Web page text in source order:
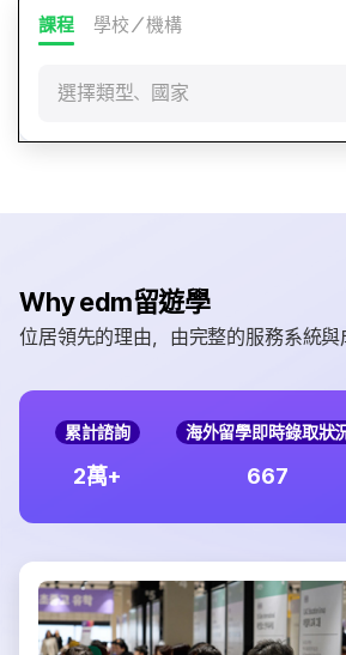
課程 學校／機構
選擇類型、國家
Why edm留遊學
位居領先的理由，由完整的服務系統與
累計諮詢
2萬+
海外留學即時錄取狀
667